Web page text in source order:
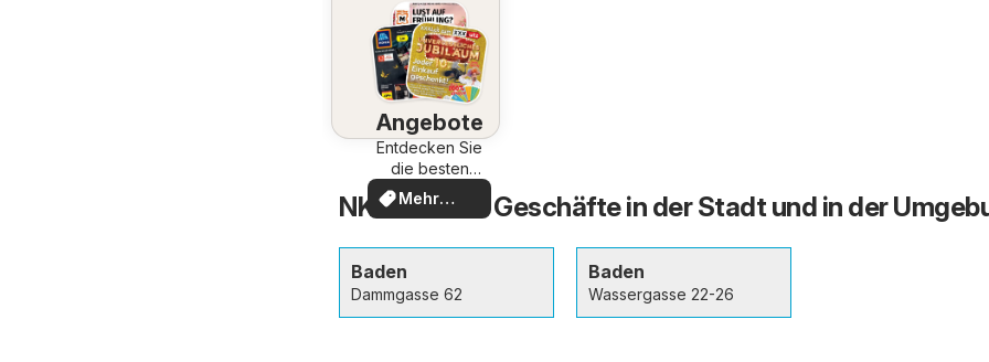
Angebote
Entdecken Sie
die besten
Angebote
Mehr
entdecken
NKD Baden - Geschäfte in der Stadt und in der
Baden
Dammgasse 62
Baden
Wassergasse 22-26